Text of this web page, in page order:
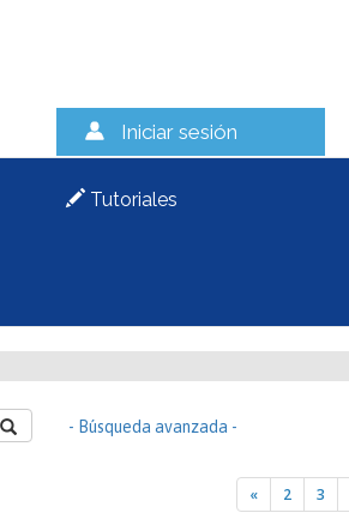
Iniciar sesión
Tutoriales
- Búsqueda avanzada -
« 2 3